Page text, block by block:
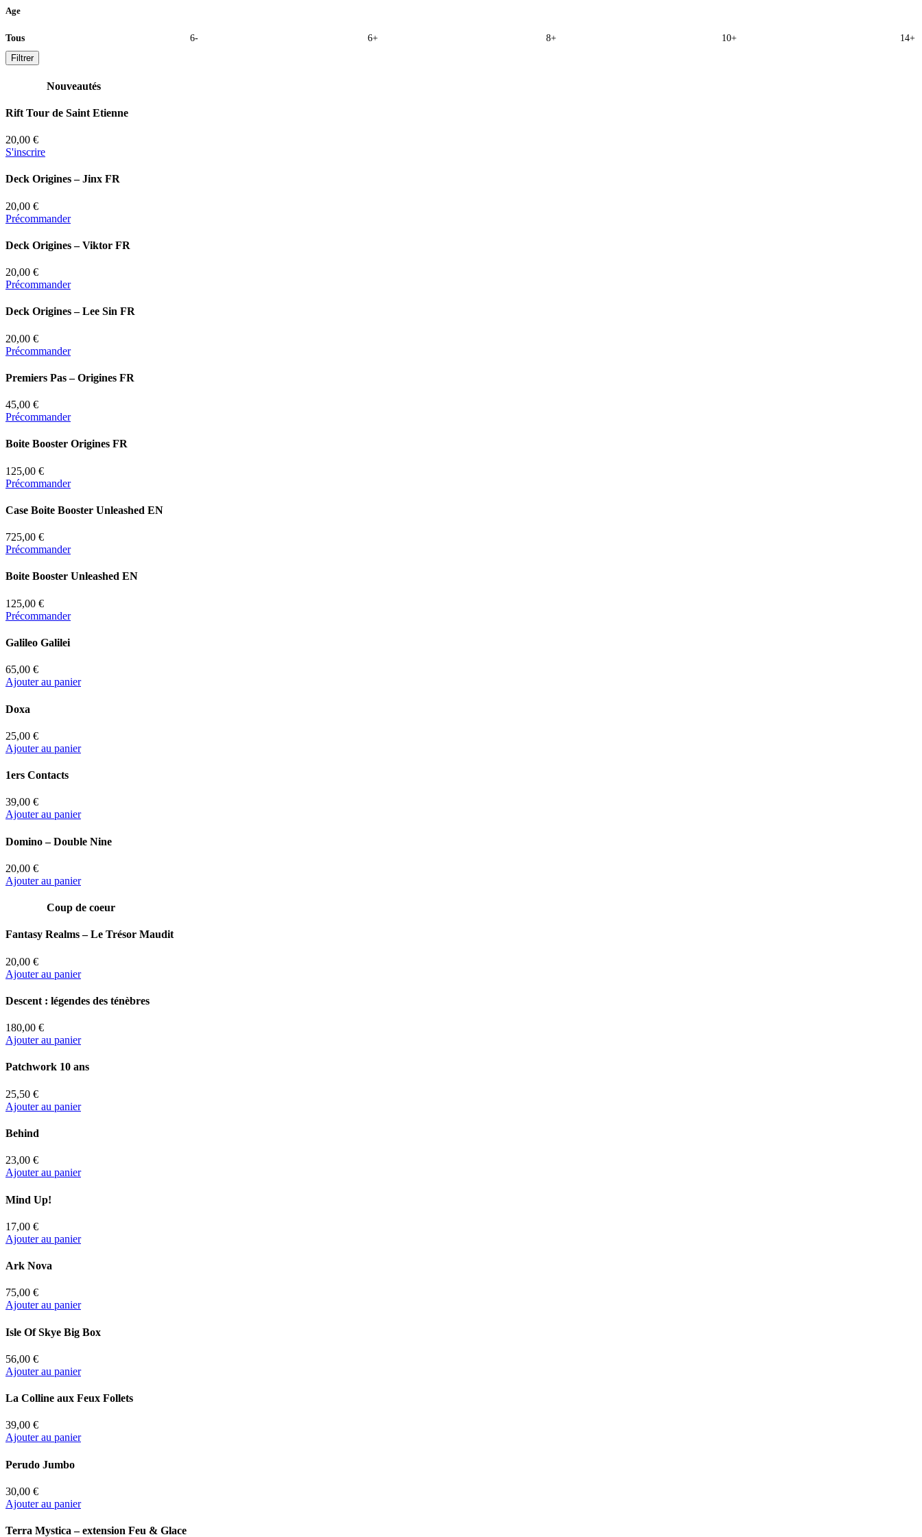
Age
Tous 6- 6+ 8+ 10+
14+
Filtrer
Nouveautés
Rift Tour de Saint Etienne
20,00 €
S'inscrire
Deck Origines – Jinx FR
20,00 €
Précommander
Deck Origines – Viktor FR
20,00 €
Précommander
Deck Origines – Lee Sin FR
20,00 €
Précommander
Premiers Pas – Origines FR
45,00 €
Précommander
Boite Booster Origines FR
125,00 €
Précommander
Case Boite Booster Unleashed EN
725,00 €
Précommander
Boite Booster Unleashed EN
125,00 €
Précommander
Galileo Galilei
65,00 €
Ajouter au panier
Doxa
25,00 €
Ajouter au panier
1ers Contacts
39,00 €
Ajouter au panier
Domino – Double Nine
20,00 €
Ajouter au panier
Coup de coeur
Fantasy Realms – Le Trésor Maudit
20,00 €
Ajouter au panier
Descent : légendes des ténèbres
180,00 €
Ajouter au panier
Patchwork 10 ans
25,50 €
Ajouter au panier
Behind
23,00 €
Ajouter au panier
Mind Up!
17,00 €
Ajouter au panier
Ark Nova
75,00 €
Ajouter au panier
Isle Of Skye Big Box
56,00 €
Ajouter au panier
La Colline aux Feux Follets
39,00 €
Ajouter au panier
Perudo Jumbo
30,00 €
Ajouter au panier
Terra Mystica – extension Feu & Glace